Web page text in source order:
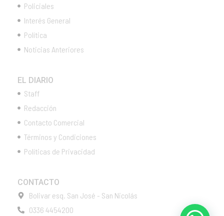
Policiales
Interés General
Política
Noticias Anteriores
EL DIARIO
Staff
Redacción
Contacto Comercial
Términos y Condiciones
Políticas de Privacidad
CONTACTO
Bolivar esq. San José - San Nicolás
0336 4454200